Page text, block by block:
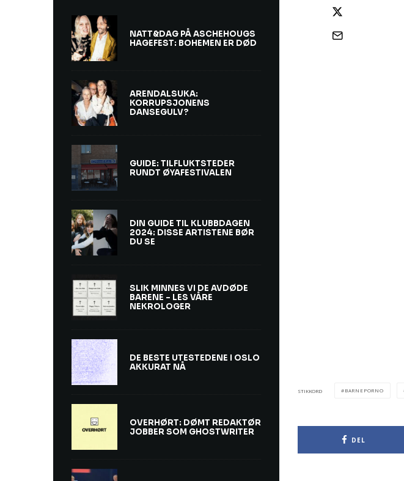
STIKKORD BARNEPORNO
DEL
NATT&DAG PÅ ASCHEHOUGS
HAGEFEST: BOHEMEN ER DØD
ARENDALSUKA:
KORRUPSJONENS
DANSEGULV?
GUIDE: TILFLUKTSTEDER
RUNDT ØYAFESTIVALEN
DIN GUIDE TIL KLUBBDAGEN
2024: DISSE ARTISTENE BØR
DU SE
SLIK MINNES VI DE AVDØDE
BARENE – LES VÅRE
NEKROLOGER
DE BESTE UTESTEDENE I OSLO
AKKURAT NÅ
OVERHØRT: DØMT REDAKTØR
JOBBER SOM GHOSTWRITER